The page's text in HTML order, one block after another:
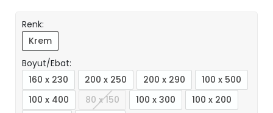
Renk:
Krem
Boyut/Ebat:
160 x 230
200 x 250 200 x 290
100 x 500
100 x 400
80 x 150 100 x 300
100 x 200